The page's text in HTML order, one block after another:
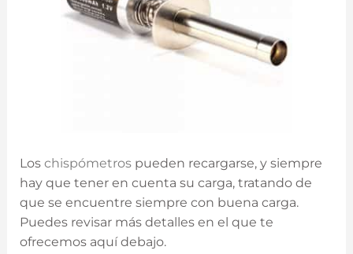
Los chispómetrospueden recargarse, y siempre
hay que tener en cuenta su carga, tratando de
que se encuentre siempre con buena carga.
Puedes revisar más detalles en el que te
ofrecemos aquí debajo.